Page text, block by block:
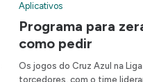
Aplicativos
Programa para
como pedir
Os jogos do Cruz Azul na
torcedores, com o time